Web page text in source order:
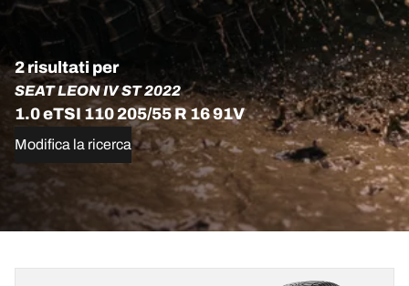
2 risultati per
SEAT LEON IV ST 2022
1.0 eTSI 110 205/55 R 16 91V
Modifica la ricerca